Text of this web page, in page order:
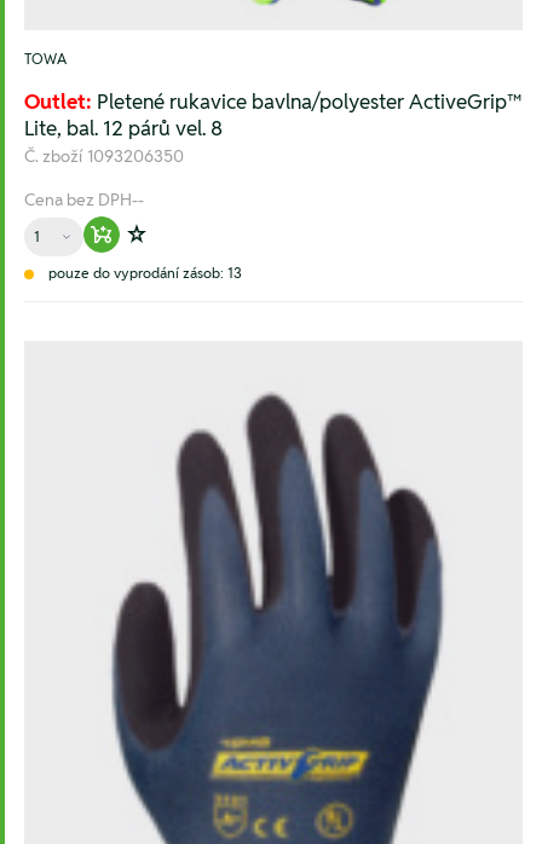
TOWA
Outlet: Pletené rukavice bavlna/polyester ActiveGrip™
Lite, bal. 12 párů vel. 8
Č. zboží 1093206350
Cena bez DPH--
Množství
Warenkorb hinzufügen
Zur Wunschliste hinzufügen
pouze do vyprodání zásob: 13